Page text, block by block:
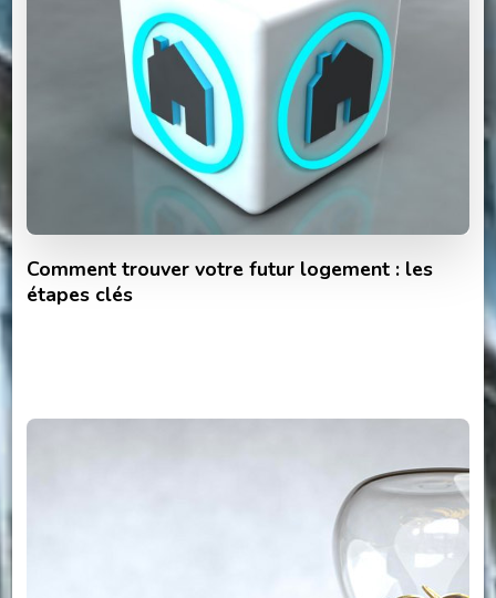
Comment trouver votre futur logement : les
étapes clés